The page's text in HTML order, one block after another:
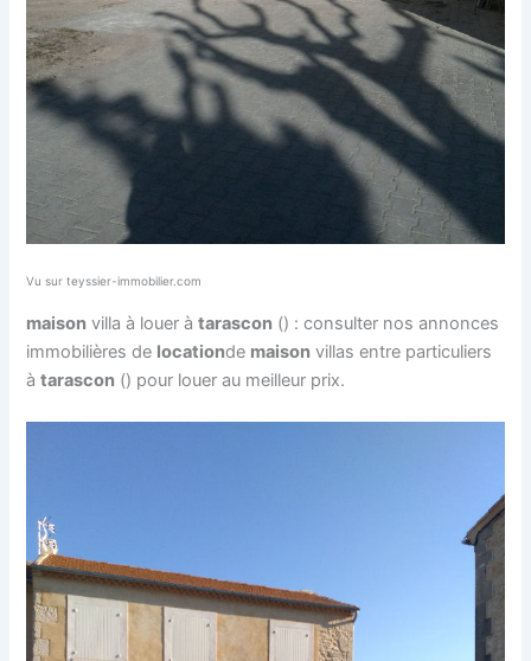
Vu sur teyssier-immobilier.com
maison villa à louer àtarascon () : consulter nos annonces
immobilières de locationde maison villas entre particuliers
àtarascon () pour louer au meilleur prix.